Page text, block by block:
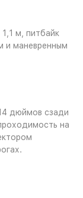
м, питбайк
и маневренным
дюймов сзади
на